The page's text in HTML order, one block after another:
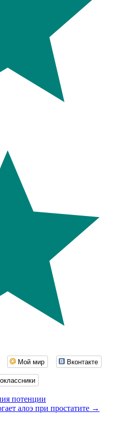
Мой мир
Вконтакте
потенции
алоэ при простатите →